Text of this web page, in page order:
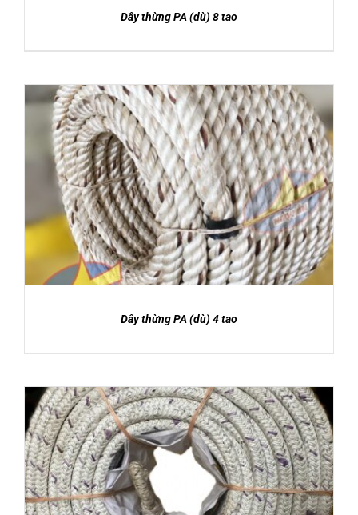
Dây thừng PA (dù) 8 tao
DETAILS
Dây thừng PA (dù) 4 tao
Được xếp
hạng
5
DETAILS